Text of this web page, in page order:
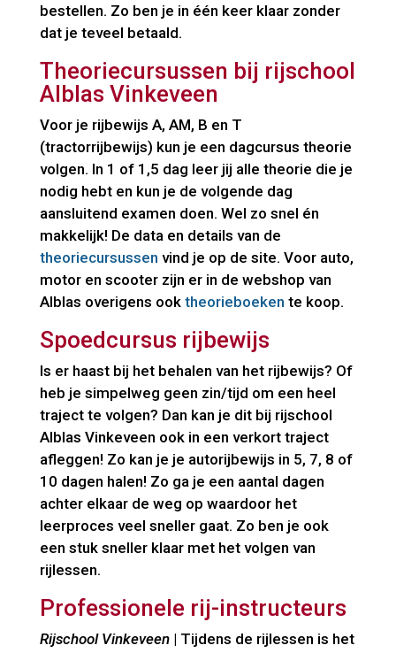
bestellen. Zo ben je in één keer klaar zonder
dat je teveel betaald.
Theoriecursussen bij rijschool
Alblas Vinkeveen
Voor je rijbewijs A, AM, B en T
(tractorrijbewijs) kun je een dagcursus theorie
volgen. In 1 of 1,5 dag leer jij alle theorie die je
nodig hebt en kun je de volgende dag
aansluitend examen doen. Wel zo snel én
makkelijk! De data en details van de
theoriecursussen vind je op de site. Voor auto,
motor en scooter zijn er in de webshop van
Alblas overigens ook theorieboeken te koop.
Spoedcursus rijbewijs
Is er haast bij het behalen van het rijbewijs? Of
heb je simpelweg geen zin/tijd om een heel
traject te volgen? Dan kan je dit bij rijschool
Alblas Vinkeveen ook in een verkort traject
afleggen! Zo kan je je autorijbewijs in 5, 7, 8 of
10 dagen halen! Zo ga je een aantal dagen
achter elkaar de weg op waardoor het
leerproces veel sneller gaat. Zo ben je ook
een stuk sneller klaar met het volgen van
rijlessen.
Professionele rij-instructeurs
Rijschool Vinkeveen| Tijdens de rijlessen is het